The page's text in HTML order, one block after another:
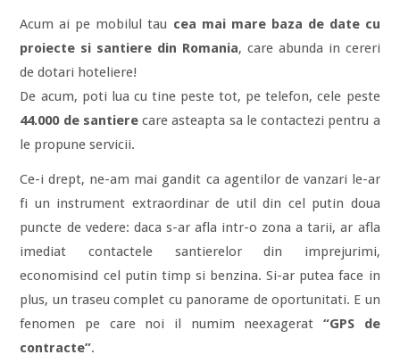
Acum ai pe mobilul tau cea mai mare baza de date cu
proiecte si santiere din Romania, care abunda in cereri
de dotari hoteliere!
De acum, poti lua cu tine peste tot, pe telefon, cele peste
44.000 de santierecare asteapta sa le contactezi pentru a
le propune servicii.
Ce-i drept, ne-am mai gandit ca agentilor de vanzari le-ar
fi un instrument extraordinar de util din cel putin doua
puncte de vedere: daca s-ar afla intr-o zona a tarii, ar afla
imediat contactele santierelor din imprejurimi,
economisind cel putin timp si benzina. Si-ar putea face in
plus, un traseu complet cu panorame de oportunitati. E un
fenomen pe care noi il numim neexagerat “GPS de
contracte”.